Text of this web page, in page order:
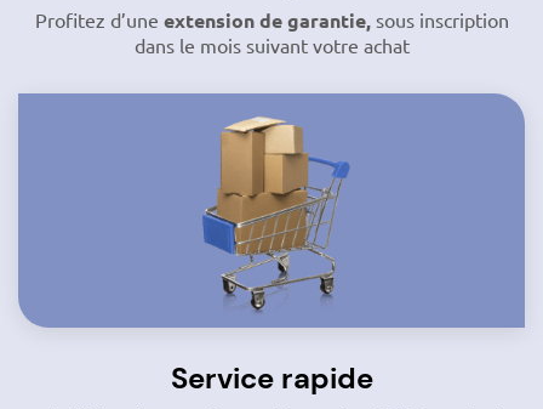
Profitez d’une extension de garantie, sous inscription
dans le mois suivant votre achat
Service rapide